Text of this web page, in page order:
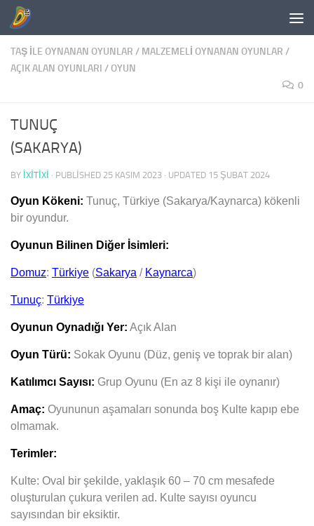
Skip to content
TAŞ İLE OYNANAN OYUNLAR / MALZEMELI OYNANAN OYUNLAR /
AÇIK ALAN OYUNLARI /OYUN
0
TUNUÇ
(SAKARYA)
BY IXITIXI · PUBLISHED 25 KASIM 2023 · UPDATED 15 ŞUBAT 2024
Oyun Kökeni: Tunuç, Türkiye (Sakarya/Kaynarca) kökenli
bir oyundur.
Oyunun Bilinen Diğer İsimleri:
Domuz: Türkiye (Sakarya / Kaynarca)
Tunuç: Türkiye
Oyunun Oynadığı Yer: Açık Alan
Oyun Türü: Sokak Oyunu (Düz, geniş ve toprak bir alan)
Katılımcı Sayısı: Grup Oyunu (En az 8 kişi ile oynanır)
Amaç: Oyununun aşamaları sonunda boş Kulte kapıp ebe
olmamak.
Terimler:
Kulte: Oval bir şekilde, yaklaşık 60 – 70 cm mesafede
oluşturulan çukura verilen ad. Kulte sayısı oyuncu
sayısından bir eksiktir.